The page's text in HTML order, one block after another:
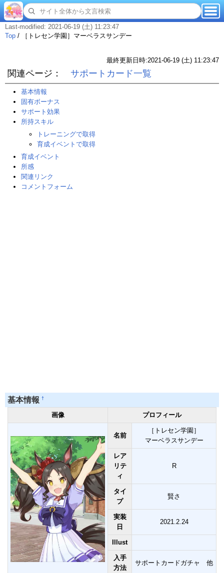
Last-modified: 2021-06-19 (土) 11:23:47
Top / ［トレセン学園］マーベラスサンデー
最終更新日時:2021-06-19 (土) 11:23:47
関連ページ： サポートカード一覧
基本情報
固有ボーナス
サポート効果
所持スキル
トレーニングで取得
育成イベントで取得
育成イベント
所感
関連リンク
コメントフォーム
基本情報 †
画像 プロフィール
名前
［トレセン学園］
マーベラスサンデー
レア
リテ
ィ
R
タイ
プ
賢さ
実装
日
2021.2.24
Illust
入手
方法
サポートカードガチャ 他